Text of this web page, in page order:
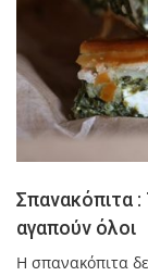
Σπανακόπιτα
αγαπούν όλοι
Η σπανακόπιτα